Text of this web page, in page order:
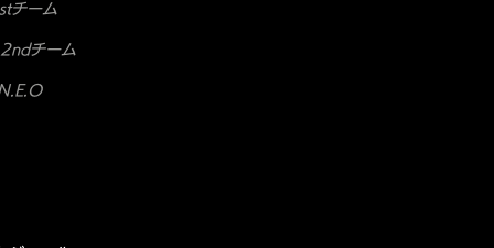
チーム
2ndチーム